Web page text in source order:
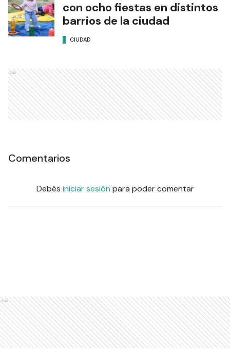
con ocho fiestas en distintos
barrios de la ciudad
CIUDAD
Ads
Comentarios
Debés iniciar sesión para poder comentar
Ads